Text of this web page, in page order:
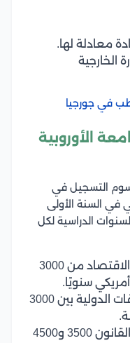
معادلة لها.
الخارجية
في جورجيا
الأوروبية
التسجيل في
دولار أمريكي في السنة الأولى
الدراسية لكل
تتراوح الرسوم الدراسية لكلية الاقتصاد من 3000
تتراوح الرسوم الدراسية للعلاقات الدولية بين 3000
تبلغ الرسوم الدراسية لدراسة القانون 3500 و4500